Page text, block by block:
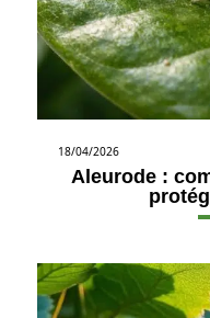
18/04/2026
Aleurode :